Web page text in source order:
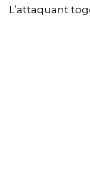
L’attaquant